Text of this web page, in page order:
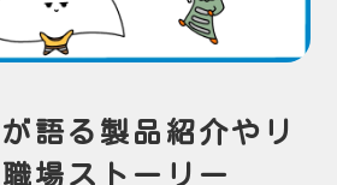
語る製品紹介やリ
場ストーリー